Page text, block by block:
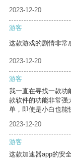
2023-12-20
游客
这款游戏的剧情非常
2023-12-20
游客
我一直在寻找一款功
款软件的功能非常强
单，即使是小白也能
2023-12-20
游客
这款加速器app的安